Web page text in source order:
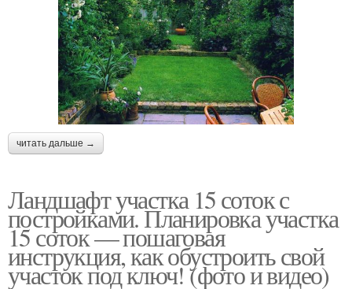
читать дальше →
Ландшафт участка 15 соток с
постройками. Планировка участка
15 соток — пошаговая
инструкция, как обустроить свой
участок под ключ! (фото и видео)